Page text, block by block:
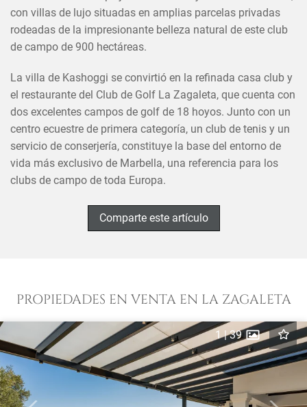
con villas de lujo situadas en amplias parcelas privadas
rodeadas de la impresionante belleza natural de este club
de campo de 900 hectáreas.
La villa de Kashoggi se convirtió en la refinada casa club y
el restaurante del Club de Golf La Zagaleta, que cuenta con
dos excelentes campos de golf de 18 hoyos. Junto con un
centro ecuestre de primera categoría, un club de tenis y un
servicio de conserjería, constituye la base del entorno de
vida más exclusivo de Marbella, una referencia para los
clubs de campo de toda Europa.
Comparte este artículo
PROPIEDADES EN VENTA EN LA ZAGALETA
1|39